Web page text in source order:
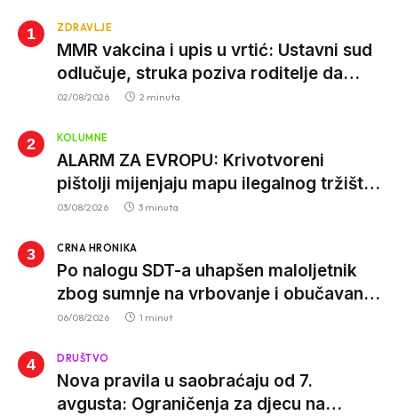
ZDRAVLJE
MMR vakcina i upis u vrtić: Ustavni sud
odlučuje, struka poziva roditelje da
vjeruju nauci
02/08/2026 2 minuta
KOLUMNE
ALARM ZA EVROPU: Krivotvoreni
pištolji mijenjaju mapu ilegalnog tržišta,
istrage ukazuju na proizvodnju van EU
03/08/2026 3 minuta
CRNA HRONIKA
Po nalogu SDT-a uhapšen maloljetnik
zbog sumnje na vrbovanje i obučavanje
za izvršenje terorističkih djela
06/08/2026 1 minut
DRUŠTVO
Nova pravila u saobraćaju od 7.
avgusta: Ograničenja za djecu na